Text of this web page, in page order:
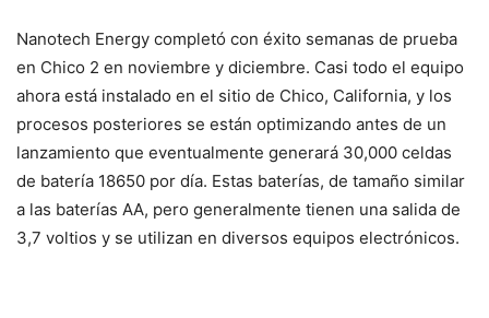
Nanotech Energy completó con éxito semanas de prueba
en Chico 2 en noviembre y diciembre. Casi todo el equipo
ahora está instalado en el sitio de Chico, California, y los
procesos posteriores se están optimizando antes de un
lanzamiento que eventualmente generará 30,000 celdas
de batería 18650 por día. Estas baterías, de tamaño similar
a las baterías AA, pero generalmente tienen una salida de
3,7 voltios y se utilizan en diversos equipos electrónicos.